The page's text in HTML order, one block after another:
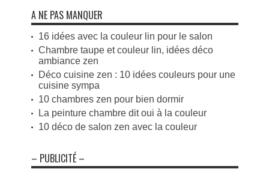
A NE PAS MANQUER
16 idées avec la couleur lin pour le salon
Chambre taupe et couleur lin, idées déco
ambiance zen
Déco cuisine zen : 10 idées couleurs pour une
cuisine sympa
10 chambres zen pour bien dormir
La peinture chambre dit oui à la couleur
10 déco de salon zen avec la couleur
– PUBLICITÉ –